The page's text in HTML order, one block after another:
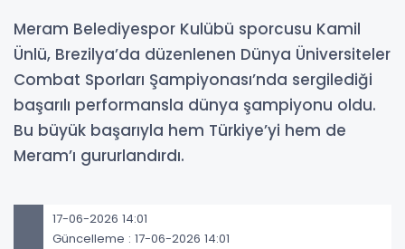
Meram Belediyespor Kulübü sporcusu Kamil
Ünlü, Brezilya’da düzenlenen Dünya Üniversiteler
Combat Sporları Şampiyonası’nda sergilediği
başarılı performansla dünya şampiyonu oldu.
Bu büyük başarıyla hem Türkiye’yi hem de
Meram’ı gururlandırdı.
17-06-2026 14:01
Güncelleme : 17-06-2026 14:01